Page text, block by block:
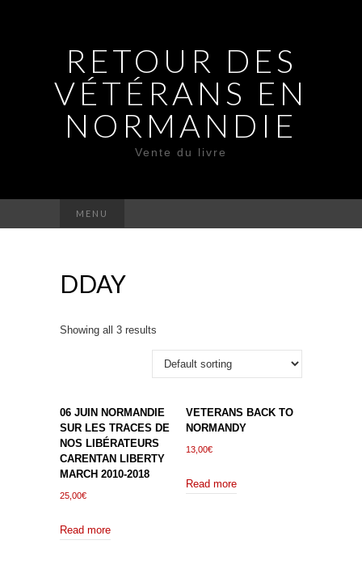
RETOUR DES
VÉTÉRANS EN
NORMANDIE
Vente du livre
MENU
DDAY
Showing all 3 results
06 JUIN NORMANDIE
SUR LES TRACES DE
NOS LIBÉRATEURS
CARENTAN LIBERTY
MARCH 2010-2018
25,00€
Read more
VETERANS BACK TO
NORMANDY
13,00€
Read more